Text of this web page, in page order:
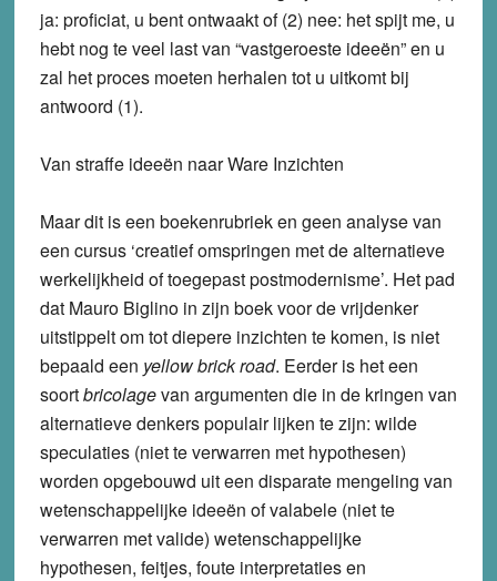
ja: proficiat, u bent ontwaakt of (2) nee: het spijt me, u
hebt nog te veel last van “vastgeroeste ideeën” en u
zal het proces moeten herhalen tot u uitkomt bij
antwoord (1).
Van straffe ideeën naar Ware Inzichten
Maar dit is een boekenrubriek en geen analyse van
een cursus ‘creatief omspringen met de alternatieve
werkelijkheid of toegepast postmodernisme’. Het pad
dat Mauro Biglino in zijn boek voor de vrijdenker
uitstippelt om tot diepere inzichten te komen, is niet
bepaald een yellow brick road. Eerder is het een
soortbricolagevan argumenten die in de kringen van
alternatieve denkers populair lijken te zijn: wilde
speculaties (niet te verwarren met hypothesen)
worden opgebouwd uit een disparate mengeling van
wetenschappelijke ideeën of valabele (niet te
verwarren met valide) wetenschappelijke
hypothesen, feitjes, foute interpretaties en